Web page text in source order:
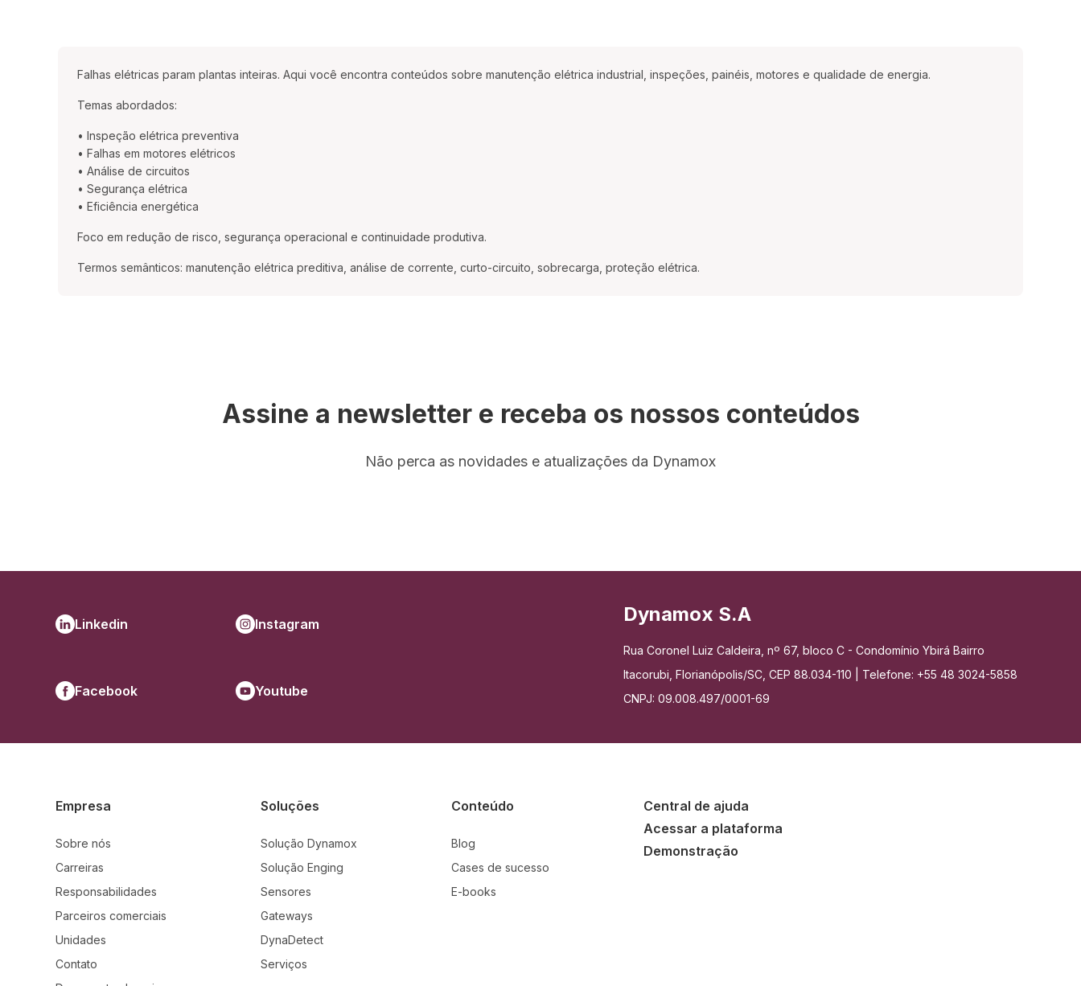
Falhas elétricas param plantas inteiras. Aqui você encontra conteúdos sobre manutenção elétrica industrial, inspeções, painéis, motores e qualidade de energia.
Temas abordados:
• Inspeção elétrica preventiva
• Falhas em motores elétricos
• Análise de circuitos
• Segurança elétrica
• Eficiência energética
Foco em redução de risco, segurança operacional e continuidade produtiva.
Termos semânticos: manutenção elétrica preditiva, análise de corrente, curto-circuito, sobrecarga, proteção elétrica.
Assine a newsletter e receba os nossos conteúdos
Não perca as novidades e atualizações da Dynamox
Linkedin Instagram
Facebook Youtube
Dynamox S.A
Rua Coronel Luiz Caldeira, nº 67, bloco C - Condomínio Ybirá Bairro
Itacorubi, Florianópolis/SC, CEP 88.034-110 | Telefone: +55 48 3024-5858
CNPJ: 09.008.497/0001-69
Empresa
Sobre nós
Carreiras
Responsabilidades
Parceiros comerciais
Unidades
Contato
Soluções
Solução Dynamox
Solução Enging
Sensores
Gateways
DynaDetect
Serviços
Conteúdo
Blog
Cases de sucesso
E-books
Central de ajuda
Acessar a plataforma
Demonstração